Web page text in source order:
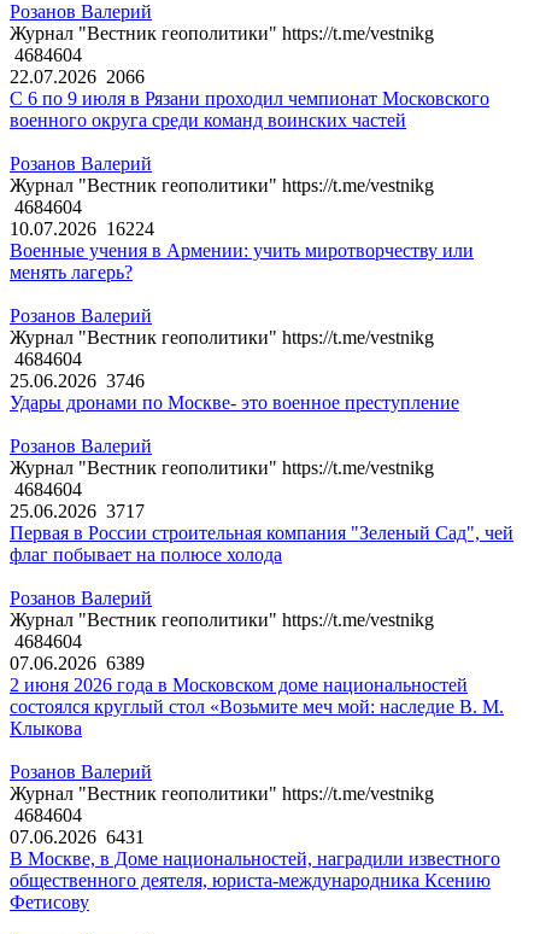
Розанов Валерий
Журнал "Вестник геополитики" https://t.me/vestnikg
4684604
22.07.2026 2066
С 6 по 9 июля в Рязани проходил чемпионат Московского
военного округа среди команд воинских частей
Розанов Валерий
Журнал "Вестник геополитики" https://t.me/vestnikg
4684604
10.07.2026 16224
Военные учения в Армении: учить миротворчеству или
менять лагерь?
Розанов Валерий
Журнал "Вестник геополитики" https://t.me/vestnikg
4684604
25.06.2026 3746
Удары дронами по Москве- это военное преступление
Розанов Валерий
Журнал "Вестник геополитики" https://t.me/vestnikg
4684604
25.06.2026 3717
Первая в России строительная компания "Зеленый Сад", чей
флаг побывает на полюсе холода
Розанов Валерий
Журнал "Вестник геополитики" https://t.me/vestnikg
4684604
07.06.2026 6389
2 июня 2026 года в Московском доме национальностей
состоялся круглый стол «Возьмите меч мой: наследие В. М.
Клыкова
Розанов Валерий
Журнал "Вестник геополитики" https://t.me/vestnikg
4684604
07.06.2026 6431
В Москве, в Доме национальностей, наградили известного
общественного деятеля, юриста-международника Ксению
Фетисову